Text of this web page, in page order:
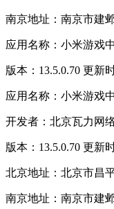
南京地址：南京市建
应用名称：小米游戏
版本：13.5.0.70 更新
应用名称：小米游戏
开发者：北京瓦力网
版本：13.5.0.70 更新
北京地址：北京市昌
南京地址：南京市建